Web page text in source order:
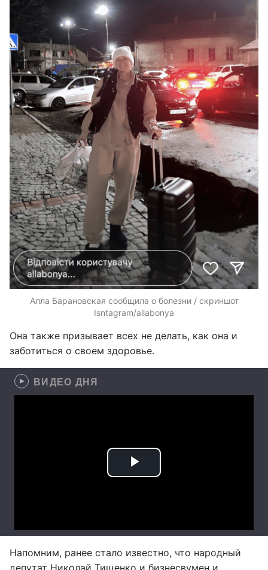
Алла Барановская сообщила о болезни / скриншот
Isntagram/allabonya
Она также призывает всех не делать, как она и
заботиться о своем здоровье.
ВИДЕО ДНЯ
Напомним, ранее стало известно, что народный
депутат Николай Тищенко и бизнесвумен и